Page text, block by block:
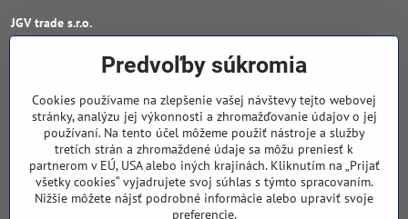
JGV trade s​.r​.o​.
DIČ : 20223652906
IČ DPH : SK 2023652906
Sledujte naše novinky
Facebook
Predvoľby súkromia
Cookies používame na zlepšenie vašej návštevy tejto webovej
stránky, analýzu jej výkonnosti a zhromažďovanie údajov o jej
používaní. Na tento účel môžeme použiť nástroje a služby
tretích strán a zhromaždené údaje sa môžu preniesť k
partnerom v EÚ, USA alebo iných krajinách. Kliknutím na „Prijať
všetky cookies“ vyjadrujete svoj súhlas s týmto spracovaním.
Nižšie môžete nájsť podrobné informácie alebo upraviť svoje
preferencie.